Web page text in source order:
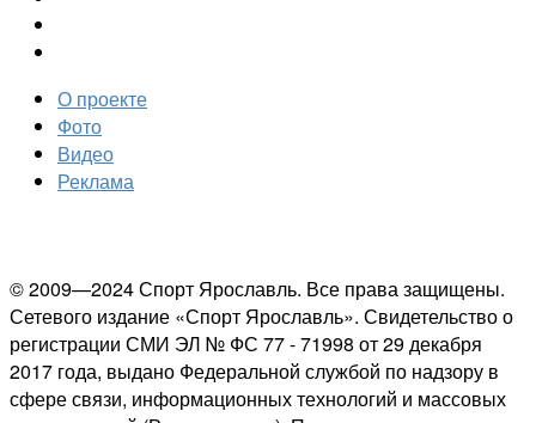
О проекте
Фото
Видео
Реклама
© 2009—2024 Спорт Ярославль. Все права защищены.
Сетевого издание «Спорт Ярославль». Свидетельство о
регистрации СМИ ЭЛ № ФС 77 - 71998 от 29 декабря
2017 года, выдано Федеральной службой по надзору в
сфере связи, информационных технологий и массовых